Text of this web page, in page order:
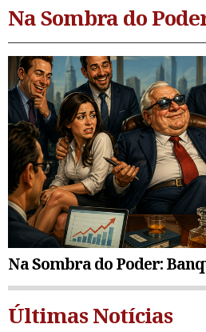
Na Sombra do
Na Sombra do Poder:
Últimas Notícias